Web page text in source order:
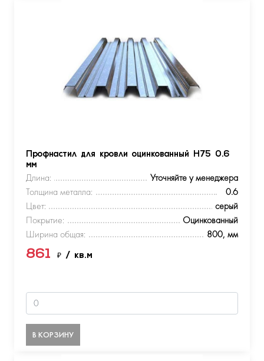
Профнастил для кровли оцинкованный Н75 0.6
мм
Длина:
Уточняйте у менеджера
Толщина металла:
0.6
Цвет:
серый
Покрытие:
Оцинкованный
Ширина общая:
800, мм
861 ₽ / кв.м
В КОРЗИНУ